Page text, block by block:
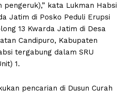
kata Lukman Habsi
Jatim di Posko Peduli Erupsi
13 Kwarda Jatim di Desa
Candipuro, Kabupaten
tergabung dalam SRU
1.
pencarian di Dusun Curah